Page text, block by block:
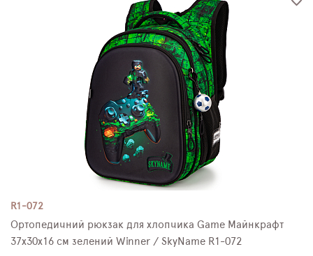
R1-072
Ортопедичний рюкзак для хлопчика Game Майнкрафт
37х30х16 см зелений Winner / SkyName R1-072